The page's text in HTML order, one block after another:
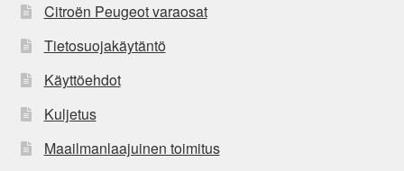
Citroën Peugeot varaosat
Tietosuojakäytäntö
Käyttöehdot
Kuljetus
Maailmanlaajuinen toimitus